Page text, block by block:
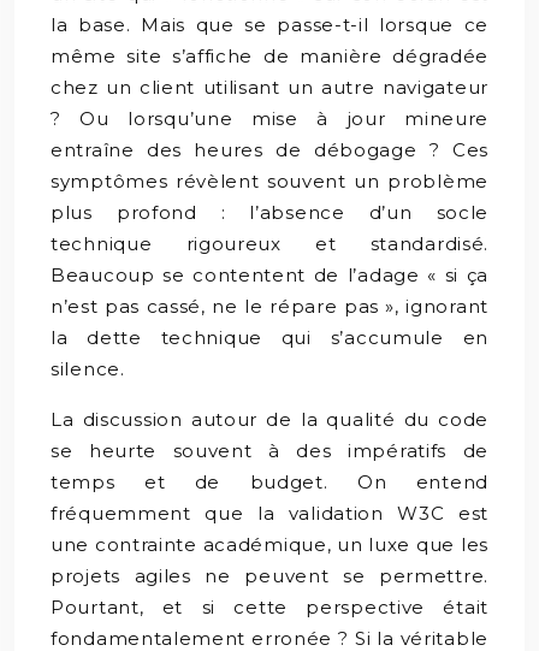
la base. Mais que se passe-t-il lorsque ce
même site s’affiche de manière dégradée
chez un client utilisant un autre navigateur
? Ou lorsqu’une mise à jour mineure
entraîne des heures de débogage ? Ces
symptômes révèlent souvent un problème
plus profond : l’absence d’un socle
technique rigoureux et standardisé.
Beaucoup se contentent de l’adage « si ça
n’est pas cassé, ne le répare pas », ignorant
la dette technique qui s’accumule en
silence.
La discussion autour de la qualité du code
se heurte souvent à des impératifs de
temps et de budget. On entend
fréquemment que la validation W3C est
une contrainte académique, un luxe que les
projets agiles ne peuvent se permettre.
Pourtant, et si cette perspective était
fondamentalement erronée ? Si la véritable